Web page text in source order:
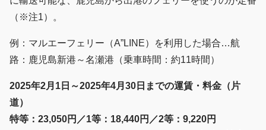
（※注1）。
例：マルエーフェリー（A”LINE）を利用した場合…航
路：鹿児島新港～名瀬港（乗車時間：約11時間）
2025年2月1日～2025年4月30日までの運賃・料金（片
道）
特等：23,050円／1等：18,440円／2等：9,220円